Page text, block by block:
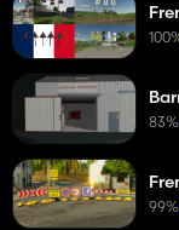
83%
99%